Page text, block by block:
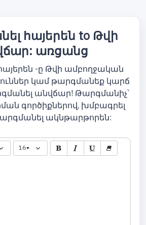
հայերեն to Թվի
առցանց
-ը Թվի ամբողջական
կամ թարգմանեք կարճ
անվճար! Թարգմանիչ՝
գործիքներով, խմբագրել
ակնթարթորեն:
16